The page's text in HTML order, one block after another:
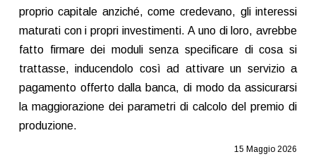
proprio capitale anziché, come credevano, gli interessi
maturati con i propri investimenti. A uno di loro, avrebbe
fatto firmare dei moduli senza specificare di cosa si
trattasse, inducendolo così ad attivare un servizio a
pagamento offerto dalla banca, di modo da assicurarsi
la maggiorazione dei parametri di calcolo del premio di
produzione.
15 Maggio 2026